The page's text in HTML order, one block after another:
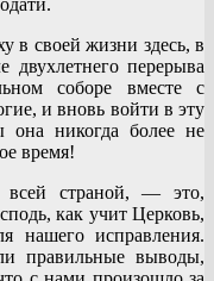
в своей жизни здесь, в
двухлетнего перерыва
соборе вместе с
и вновь войти в эту
никогда более не
время!
страной, — это,
как учит Церковь,
нашего исправления.
правильные выводы,